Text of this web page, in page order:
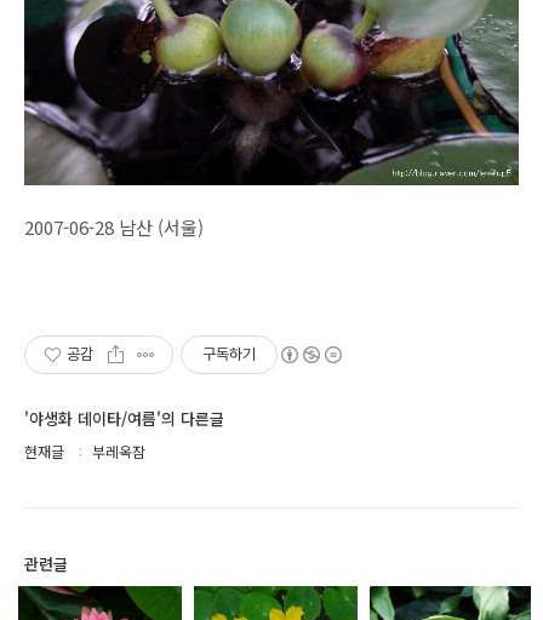
2007-06-28 남산 (서울)
공감 구독하기
'야생화 데이타/여름'의 다른글
현재글 부레옥잠
관련글